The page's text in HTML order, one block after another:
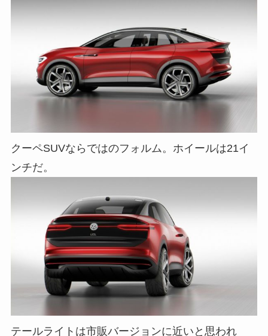
クーペSUVならではのフォルム。ホイールは21イ
ンチだ。
テールライトは市販バージョンに近いと思われ